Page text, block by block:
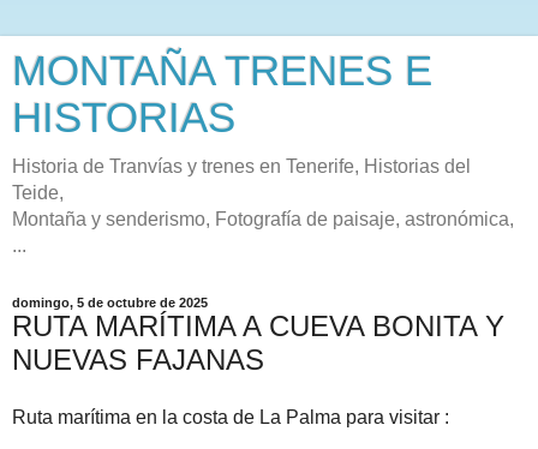
MONTAÑA TRENES E
HISTORIAS
Historia de Tranvías y trenes en Tenerife, Historias del
Teide,
Montaña y senderismo, Fotografía de paisaje, astronómica,
...
domingo, 5 de octubre de 2025
RUTA MARÍTIMA A CUEVA BONITA Y
NUEVAS FAJANAS
Ruta marítima en la costa de La Palma para visitar :